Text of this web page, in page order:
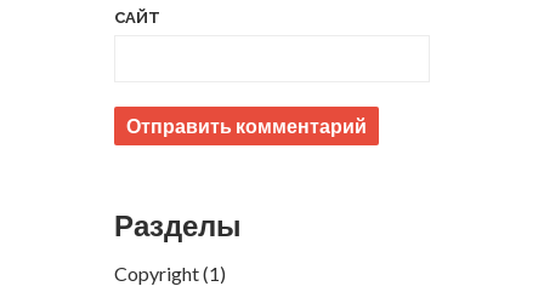
САЙТ
Разделы
Copyright(1)